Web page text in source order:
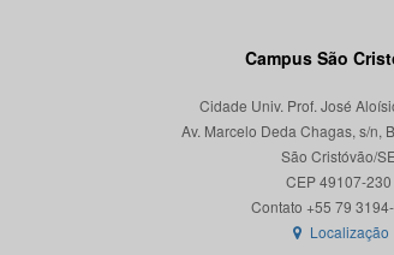
Campus São
Cidade Univ. Prof. José
Av. Marcelo Deda Chagas, s/n,
São Cristóvão/SE
CEP 49107-230
Localização